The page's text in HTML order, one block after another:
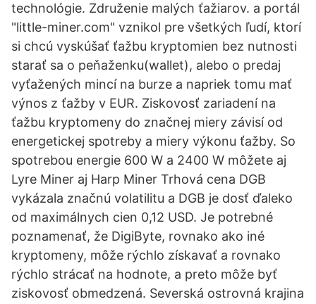
technológie. Združenie malých ťažiarov. a portál
"little-miner.com" vznikol pre všetkých ľudí, ktorí
si chcú vyskúšať ťažbu kryptomien bez nutnosti
starať sa o peňaženku(wallet), alebo o predaj
vyťažených mincí na burze a napriek tomu mať
výnos z ťažby v EUR. Ziskovosť zariadení na
ťažbu kryptomeny do značnej miery závisí od
energetickej spotreby a miery výkonu ťažby. So
spotrebou energie 600 W a 2400 W môžete aj
Lyre Miner aj Harp Miner Trhová cena DGB
vykázala značnú volatilitu a DGB je dosť ďaleko
od maximálnych cien 0,12 USD. Je potrebné
poznamenať, že DigiByte, rovnako ako iné
kryptomeny, môže rýchlo získavať a rovnako
rýchlo strácať na hodnote, a preto môže byť
ziskovosť obmedzená. Severská ostrovná krajina